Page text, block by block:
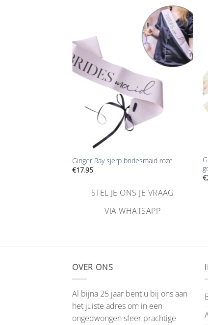
Aan
verlanglijst
toevoegen
Ginger Ray sjerp bridesmaid roze
€17.95
STEL JE ONS JE VRAAG
VIA WHATSAPP
€
OVER ONS
Al bijna 25 jaar bent u bij ons aan
het juiste adres om in een
ongedwongen sfeer prachtige